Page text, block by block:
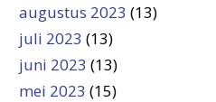
augustus 2023 (13)
juli 2023 (13)
juni 2023 (13)
mei 2023 (15)